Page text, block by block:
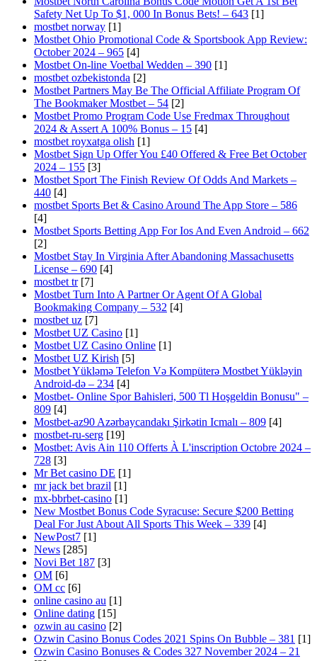
Safety Net Up To $1, 000 In Bonus Bets! – 643 [1]
mostbet norway [1]
Mostbet Ohio Promotional Code & Sportsbook App Review:
October 2024 – 965 [4]
Mostbet On-line Voetbal Wedden – 390 [1]
mostbet ozbekistonda [2]
Mostbet Partners May Be The Official Affiliate Program Of
The Bookmaker Mostbet – 54 [2]
Mostbet Promo Program Code Use Fredmax Throughout
2024 & Assert A 100% Bonus – 15 [4]
mostbet royxatga olish [1]
Mostbet Sign Up Offer You £40 Offered & Free Bet October
2024 – 155 [3]
Mostbet Sport The Finish Review Of Odds And Markets –
440 [4]
‎mostbet Sports Bet & Casino Around The App Store – 586
[4]
Mostbet Sports Betting App For Ios And Even Android – 662
[2]
Mostbet Stay In Virginia After Abandoning Massachusetts
License – 690 [4]
mostbet tr [7]
Mostbet Turn Into A Partner Or Agent Of A Global
Bookmaking Company – 532 [4]
mostbet uz [7]
Mostbet UZ Casino [1]
Mostbet UZ Casino Online [1]
Mostbet UZ Kirish [5]
Mostbet Yükləmə Telefon Və Kompüterə Mostbet Yükləyin
Android-də – 234 [4]
Mostbet- Online Spor Bahisleri, 500 Tl Hoşgeldin Bonusu" –
809 [4]
Mostbet-az90 Azərbaycandakı Şirkətin Icmalı – 809 [4]
mostbet-ru-serg [19]
Mostbet: Avis Ain 110 Offerts À L'inscription Octobre 2024 –
728 [3]
Mr Bet casino DE [1]
mr jack bet brazil [1]
mx-bbrbet-casino [1]
New Mostbet Bonus Code Syracuse: Secure $200 Betting
Deal For Just About All Sports This Week – 339 [4]
NewPost7 [1]
News [285]
Novi Bet 187 [3]
OM [6]
OM cc [6]
online casino au [1]
Online dating [15]
ozwin au casino [2]
Ozwin Casino Bonus Codes 2021 Spins On Bubble – 381 [1]
Ozwin Casino Bonuses & Codes 327 November 2024 – 21